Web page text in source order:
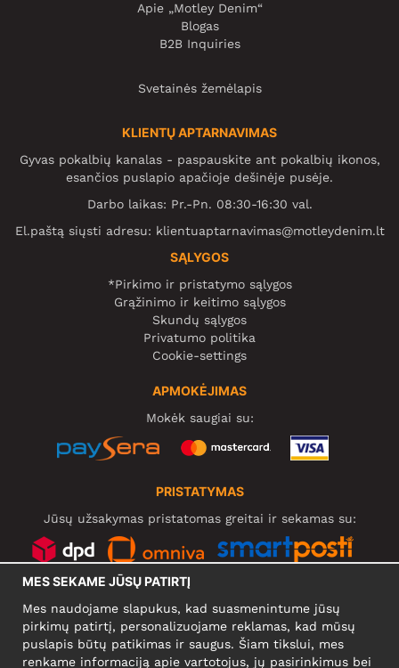
Apie „Motley Denim“
Blogas
B2B Inquiries
Svetainės žemėlapis
KLIENTŲ APTARNAVIMAS
Gyvas pokalbių kanalas - paspauskite ant pokalbių ikonos,
esančios puslapio apačioje dešinėje pusėje.
Darbo laikas: Pr.-Pn. 08:30-16:30 val.
El.paštą siųsti adresu: klientuaptarnavimas@motleydenim.lt
SĄLYGOS
*Pirkimo ir pristatymo sąlygos
Grąžinimo ir keitimo sąlygos
Skundų sąlygos
Privatumo politika
Cookie-settings
APMOKĖJIMAS
Mokėk saugiai su:
PRISTATYMAS
Jūsų užsakymas pristatomas greitai ir sekamas su:
MES SEKAME JŪSŲ PATIRTĮ
Mes naudojame slapukus, kad suasmenintume jūsų
pirkimų patirtį, personalizuojame reklamas, kad mūsų
puslapis būtų patikimas ir saugus. Šiam tikslui, mes
renkame informaciją apie vartotojus, jų pasirinkimus bei